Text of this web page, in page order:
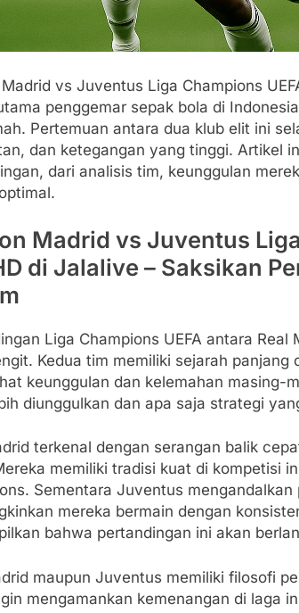
vs Juventus Liga Champions
penggemar sepak bola di
Pertemuan antara dua klub elit ini
dan ketegangan yang tinggi. Artikel
dari analisis tim, keunggulan
Madrid vs Juventus
di Jalalive – Saksikan
Liga Champions UEFA antara
Kedua tim memiliki sejarah
keunggulan dan kelemahan masing-
diunggulkan dan apa saja strategi
terkenal dengan serangan balik
memiliki tradisi kuat di kompetisi
Sementara Juventus
mereka bermain dengan
bahwa pertandingan ini akan
maupun Juventus memiliki filosofi
mengamankan kemenangan di laga